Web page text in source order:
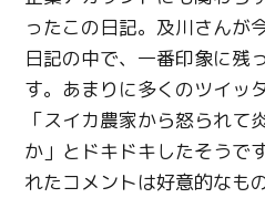
ったこの日記。及川さんが
日記の中で、一番印象に残
す。あまりに多くのツイッ
「スイカ農家から怒られて
か」とドキドキしたそうで
れたコメントは好意的なも